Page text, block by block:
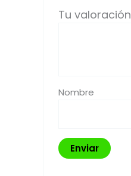
Tu valoración
Nombre